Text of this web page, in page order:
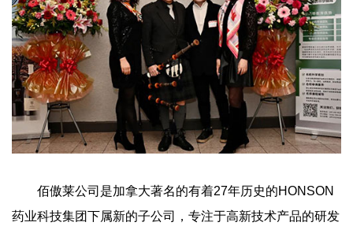
佰傲莱公司是加拿大著名的有着27年历史的HONSON
药业科技集团下属新的子公司，专注于高新技术产品的研发